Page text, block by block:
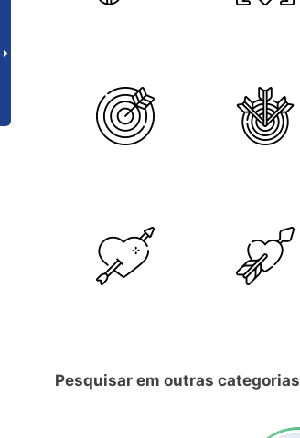
Pesquisar em outras categorias